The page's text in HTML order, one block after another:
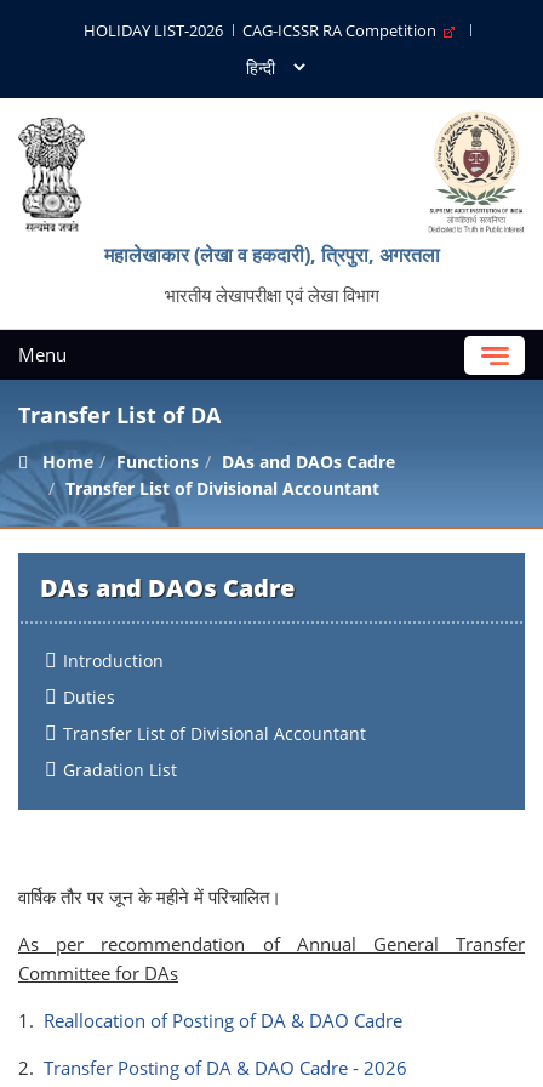
HOLIDAY LIST-2026 CAG-ICSSR RA Competition
महालेखाकार (लेखा व हकदारी), त्रिपुरा, अगरतला
भारतीय लेखापरीक्षा एवं लेखा विभाग
Menu
Transfer List of DA
Home Functions
DAs and DAOs Cadre
Transfer List of Divisional Accountant
DAs and DAOs Cadre
Introduction
Duties
Transfer List of Divisional Accountant
Gradation List
वार्षिक तौर पर जून के महीने में परिचालित।
As per recommendation of Annual General Transfer
Committee for DAs
1. Reallocation of Posting of DA & DAO Cadre
2. Transfer Posting of DA & DAO Cadre - 2026